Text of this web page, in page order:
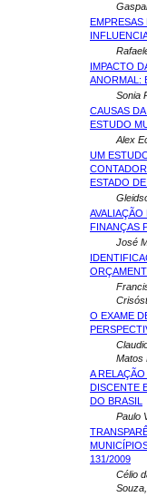
IMPACTO
ANORMAL:
Sonia
CAUSAS
ESTUDO
Alex
UM
ESTADO
FINANÇAS
José
O EXAME
Matos
A
DISCENTE
DO BRASIL
Paulo
131/2009
Célio